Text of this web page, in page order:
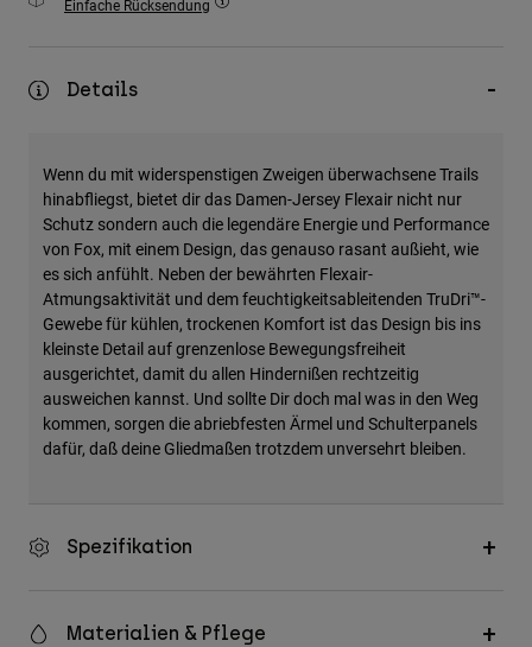
Zubehör
Taschen & Rucksäcke
Alle anzeigen
Einfache Rücksendung
Details
Wenn du mit widerspenstigen Zweigen überwachsene Trails
hinabfliegst, bietet dir das Damen-Jersey Flexair nicht nur
Schutz sondern auch die legendäre Energie und Performance
von Fox, mit einem Design, das genauso rasant außieht, wie
es sich anfühlt. Neben der bewährten Flexair-
Atmungsaktivität und dem feuchtigkeitsableitenden TruDri™-
Gewebe für kühlen, trockenen Komfort ist das Design bis ins
kleinste Detail auf grenzenlose Bewegungsfreiheit
ausgerichtet, damit du allen Hindernißen rechtzeitig
ausweichen kannst. Und sollte Dir doch mal was in den Weg
kommen, sorgen die abriebfesten Ärmel und Schulterpanels
dafür, daß deine Gliedmaßen trotzdem unversehrt bleiben.
Spezifikation
Materialien & Pflege